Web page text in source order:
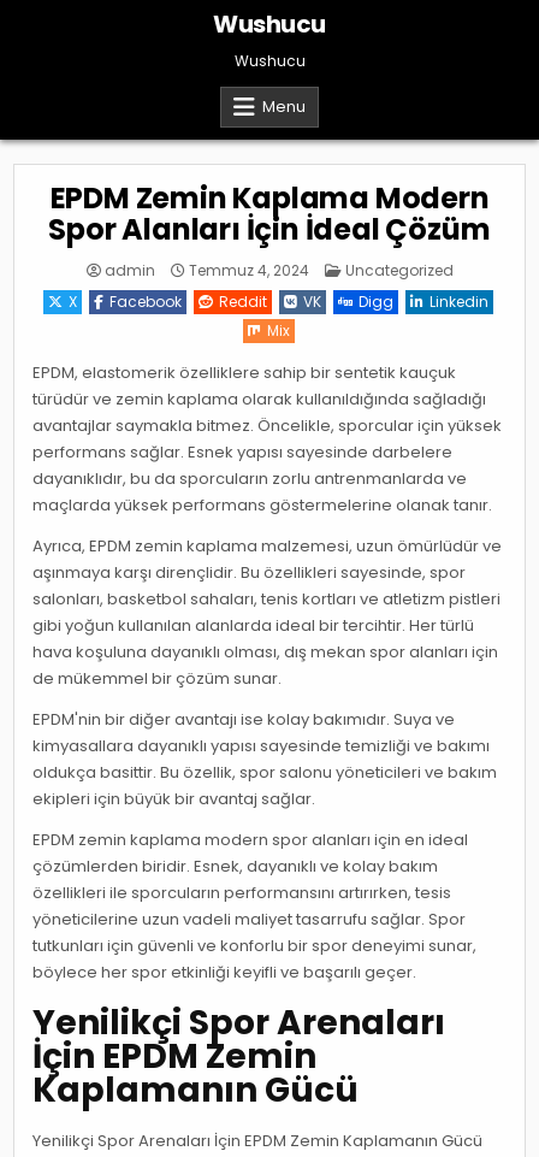
Wushucu
Wushucu
Menu
EPDM Zemin Kaplama Modern
Spor Alanları İçin İdeal Çözüm
admin Temmuz 4, 2024 Posted
Uncategorized
X
Facebook Reddit VK Digg
Linkedin
Mix
EPDM, elastomerik özelliklere sahip bir sentetik kauçuk
türüdür ve zemin kaplama olarak kullanıldığında sağladığı
avantajlar saymakla bitmez. Öncelikle, sporcular için yüksek
performans sağlar. Esnek yapısı sayesinde darbelere
dayanıklıdır, bu da sporcuların zorlu antrenmanlarda ve
maçlarda yüksek performans göstermelerine olanak tanır.
Ayrıca, EPDM zemin kaplama malzemesi, uzun ömürlüdür ve
aşınmaya karşı dirençlidir. Bu özellikleri sayesinde, spor
salonları, basketbol sahaları, tenis kortları ve atletizm pistleri
gibi yoğun kullanılan alanlarda ideal bir tercihtir. Her türlü
hava koşuluna dayanıklı olması, dış mekan spor alanları için
de mükemmel bir çözüm sunar.
EPDM'nin bir diğer avantajı ise kolay bakımıdır. Suya ve
kimyasallara dayanıklı yapısı sayesinde temizliği ve bakımı
oldukça basittir. Bu özellik, spor salonu yöneticileri ve bakım
ekipleri için büyük bir avantaj sağlar.
EPDM zemin kaplama modern spor alanları için en ideal
çözümlerden biridir. Esnek, dayanıklı ve kolay bakım
özellikleri ile sporcuların performansını artırırken, tesis
yöneticilerine uzun vadeli maliyet tasarrufu sağlar. Spor
tutkunları için güvenli ve konforlu bir spor deneyimi sunar,
böylece her spor etkinliği keyifli ve başarılı geçer.
Yenilikçi Spor Arenaları
İçin EPDM Zemin
Kaplamanın Gücü
Yenilikçi Spor Arenaları İçin EPDM Zemin Kaplamanın Gücü